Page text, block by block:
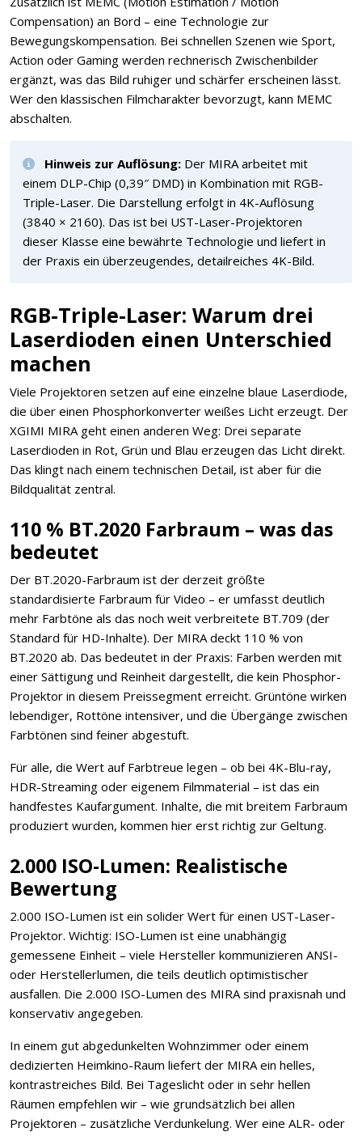
Compensation) an Bord – eine Technologie zur
Bewegungskompensation. Bei schnellen Szenen wie Sport,
Action oder Gaming werden rechnerisch Zwischenbilder
ergänzt, was das Bild ruhiger und schärfer erscheinen lässt.
Wer den klassischen Filmcharakter bevorzugt, kann MEMC
abschalten.
Hinweis zur Auflösung: Der MIRA arbeitet mit
einem DLP-Chip (0,39″ DMD) in Kombination mit RGB-
Triple-Laser. Die Darstellung erfolgt in 4K-Auflösung
(3840 × 2160). Das ist bei UST-Laser-Projektoren
dieser Klasse eine bewährte Technologie und liefert in
der Praxis ein überzeugendes, detailreiches 4K-Bild.
RGB-Triple-Laser: Warum drei
Laserdioden einen Unterschied
machen
Viele Projektoren setzen auf eine einzelne blaue Laserdiode,
die über einen Phosphorkonverter weißes Licht erzeugt. Der
XGIMI MIRA geht einen anderen Weg: Drei separate
Laserdioden in Rot, Grün und Blau erzeugen das Licht direkt.
Das klingt nach einem technischen Detail, ist aber für die
Bildqualität zentral.
110 % BT.2020 Farbraum – was das
bedeutet
Der BT.2020-Farbraum ist der derzeit größte
standardisierte Farbraum für Video – er umfasst deutlich
mehr Farbtöne als das noch weit verbreitete BT.709 (der
Standard für HD-Inhalte). Der MIRA deckt 110 % von
BT.2020 ab. Das bedeutet in der Praxis: Farben werden mit
einer Sättigung und Reinheit dargestellt, die kein Phosphor-
Projektor in diesem Preissegment erreicht. Grüntöne wirken
lebendiger, Rottöne intensiver, und die Übergänge zwischen
Farbtönen sind feiner abgestuft.
Für alle, die Wert auf Farbtreue legen – ob bei 4K-Blu-ray,
HDR-Streaming oder eigenem Filmmaterial – ist das ein
handfestes Kaufargument. Inhalte, die mit breitem Farbraum
produziert wurden, kommen hier erst richtig zur Geltung.
2.000 ISO-Lumen: Realistische
Bewertung
2.000 ISO-Lumen ist ein solider Wert für einen UST-Laser-
Projektor. Wichtig: ISO-Lumen ist eine unabhängig
gemessene Einheit – viele Hersteller kommunizieren ANSI-
oder Herstellerlumen, die teils deutlich optimistischer
ausfallen. Die 2.000 ISO-Lumen des MIRA sind praxisnah und
konservativ angegeben.
In einem gut abgedunkelten Wohnzimmer oder einem
dedizierten Heimkino-Raum liefert der MIRA ein helles,
kontrastreiches Bild. Bei Tageslicht oder in sehr hellen
Räumen empfehlen wir – wie grundsätzlich bei allen
Projektoren – zusätzliche Verdunkelung. Wer eine ALR- oder